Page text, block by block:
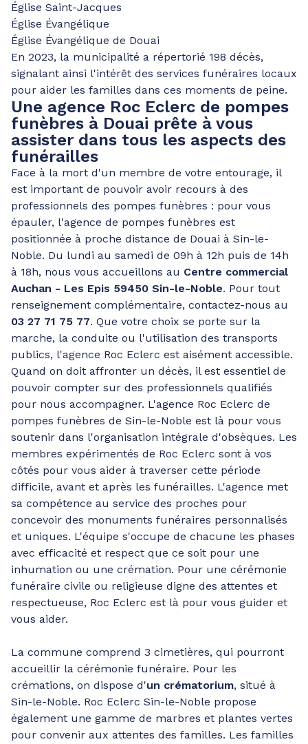
Église Saint-Jacques
Église Évangélique
Église Évangélique de Douai
En 2023, la municipalité a répertorié 198 décès,
signalant ainsi l'intérêt des services funéraires locaux
pour aider les familles dans ces moments de peine.
Une agence Roc Eclerc de pompes
funèbres à Douai prête à vous
assister dans tous les aspects des
funérailles
Face à la mort d'un membre de votre entourage, il
est important de pouvoir avoir recours à des
professionnels des pompes funèbres : pour vous
épauler, l'agence de pompes funèbres est
positionnée à proche distance de Douai à Sin-le-
Noble. Du lundi au samedi de 09h à 12h puis de 14h
à 18h, nous vous accueillons au Centre commercial
Auchan - Les Epis 59450 Sin-le-Noble. Pour tout
renseignement complémentaire, contactez-nous au
03 27 71 75 77. Que votre choix se porte sur la
marche, la conduite ou l'utilisation des transports
publics, l'agence Roc Eclerc est aisément accessible.
Quand on doit affronter un décès, il est essentiel de
pouvoir compter sur des professionnels qualifiés
pour nous accompagner. L'agence Roc Eclerc de
pompes funèbres de Sin-le-Noble est là pour vous
soutenir dans l'organisation intégrale d'obsèques. Les
membres expérimentés de Roc Eclerc sont à vos
côtés pour vous aider à traverser cette période
difficile, avant et après les funérailles. L'agence met
sa compétence au service des proches pour
concevoir des monuments funéraires personnalisés
et uniques. L'équipe s'occupe de chacune les phases
avec efficacité et respect que ce soit pour une
inhumation ou une crémation. Pour une cérémonie
funéraire civile ou religieuse digne des attentes et
respectueuse, Roc Eclerc est là pour vous guider et
vous aider.
La commune comprend 3 cimetières, qui pourront
accueillir la cérémonie funéraire. Pour les
crémations, on dispose d'un crématorium, situé à
Sin-le-Noble. Roc Eclerc Sin-le-Noble propose
également une gamme de marbres et plantes vertes
pour convenir aux attentes des familles. Les familles